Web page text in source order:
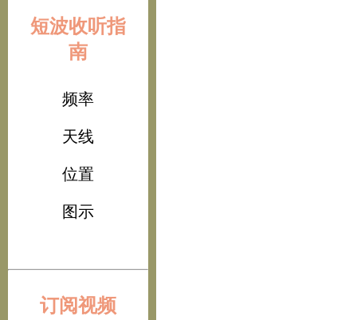
短波收听指
南
频率
天线
位置
图示
订阅视频